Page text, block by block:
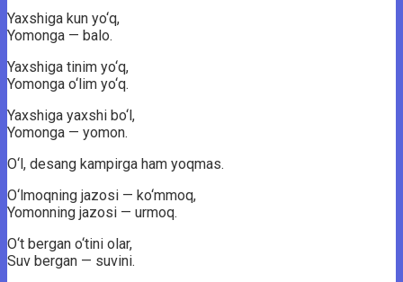
Yaxshiga kun yo‘q,
Yomonga — balo.
Yaxshiga tinim yo‘q,
Yomonga o‘lim yo‘q.
Yaxshiga yaxshi bo‘l,
Yomonga — yomon.
O‘l, desang kampirga ham yoqmas.
O‘lmoqning jazosi — ko‘mmoq,
Yomonning jazosi — urmoq.
O‘t bergan o‘tini olar,
Suv bergan — suvini.